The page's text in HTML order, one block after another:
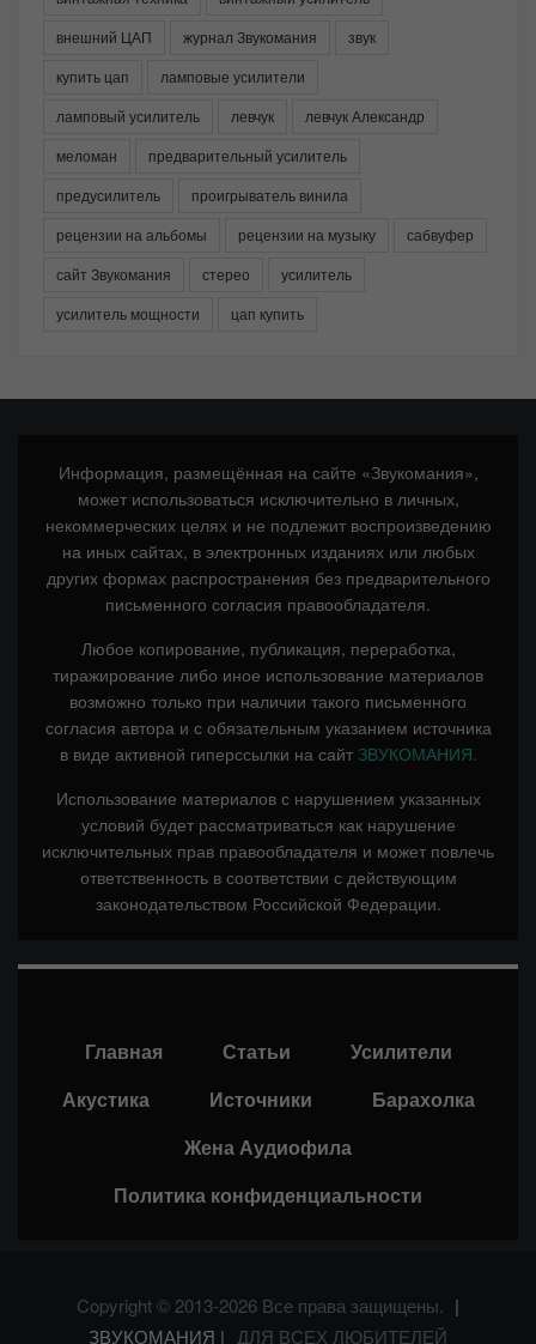
внешний ЦАП
журнал Звукомания
звук
купить цап
ламповые усилители
ламповый усилитель
левчук
левчук Александр
меломан
предварительный усилитель
предусилитель
проигрыватель винила
рецензии на альбомы
рецензии на музыку
сабвуфер
сайт Звукомания
стерео
усилитель
усилитель мощности
цап купить
Информация, размещённая на сайте «Звукомания»,
может использоваться исключительно в личных,
некоммерческих целях и не подлежит воспроизведению
на иных сайтах, в электронных изданиях или любых
других формах распространения без предварительного
письменного согласия правообладателя.
Любое копирование, публикация, переработка,
тиражирование либо иное использование материалов
возможно только при наличии такого письменного
согласия автора и с обязательным указанием источника
в виде активной гиперссылки на сайт ЗВУКОМАНИЯ.
Использование материалов с нарушением указанных
условий будет рассматриваться как нарушение
исключительных прав правообладателя и может повлечь
ответственность в соответствии с действующим
законодательством Российской Федерации.
Главная Статьи
Усилители
Акустика
Источники
Барахолка
Жена Аудиофила
Политика конфиденциальности
Copyright © 2013-2026 Все права защищены. |
ЗВУКОМАНИЯ | ДЛЯ ВСЕХ ЛЮБИТЕЛЕЙ